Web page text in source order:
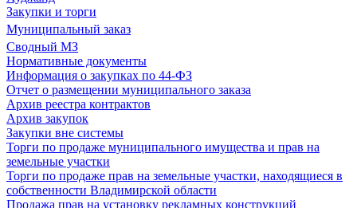
Закупки и торги
Муниципальный заказ
Сводный МЗ
Нормативные документы
Информация о закупках по 44-ФЗ
Отчет о размещении муниципального заказа
Архив реестра контрактов
Архив закупок
Закупки вне системы
Торги по продаже муниципального имущества и прав на
земельные участки
Торги по продаже прав на земельные участки, находящиеся в
собственности Владимирской области
Продажа прав на установку рекламных конструкций